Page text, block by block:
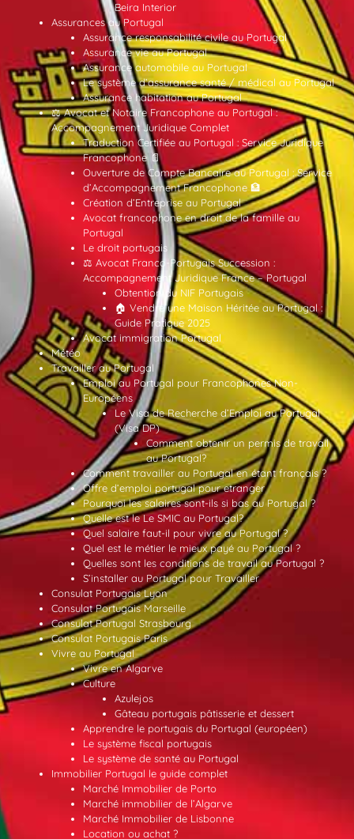
Beira Interior
Assurances au Portugal
Assurance responsabilité civile au Portugal
Assurance vie au Portugal
Assurance automobile au Portugal
Le système d’assurance santé / médical au Portugal
Assurance habitation au Portugal
⚖️ Avocat et Notaire Francophone au Portugal :
Accompagnement Juridique Complet
Traduction Certifiée au Portugal : Service Juridique
Francophone 📄
Ouverture de Compte Bancaire au Portugal : Service
d’Accompagnement Francophone 🏦
Création d’Entreprise au Portugal
Avocat francophone en droit de la famille au
Portugal
Le droit portugais
⚖️ Avocat Franco-Portugais Succession :
Accompagnement Juridique France – Portugal
Obtention du NIF Portugais
🏠 Vendre une Maison Héritée au Portugal :
Guide Pratique 2025
Avocat immigration Portugal
Météo
Travailler au Portugal
Emploi au Portugal pour Francophones Non-
Européens
Le Visa de Recherche d’Emploi au Portugal
(Visa DP)
Comment obtenir un permis de travail
au Portugal?
Comment travailler au Portugal en étant français ?
Offre d’emploi portugal pour etranger
Pourquoi les salaires sont-ils si bas au Portugal ?
Quelle est le Le SMIC au Portugal?
Quel salaire faut-il pour vivre au Portugal ?
Quel est le métier le mieux payé au Portugal ?
Quelles sont les conditions de travail au Portugal ?
S’installer au Portugal pour Travailler
Consulat Portugais Lyon
Consulat Portugais Marseille
Consulat Portugal Strasbourg
Consulat Portugais Paris
Vivre au Portugal
Vivre en Algarve
Culture
Azulejos
Gâteau portugais pâtisserie et dessert
Apprendre le portugais du Portugal (européen)
Le système fiscal portugais
Le système de santé au Portugal
Immobilier Portugal le guide complet
Marché Immobilier de Porto
Marché immobilier de l’Algarve
Marché Immobilier de Lisbonne
Location ou achat ?